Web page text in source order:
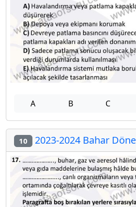
A B C
10 2023-2024 Bahar